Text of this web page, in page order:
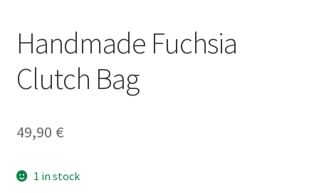
Handmade Fuchsia
Clutch Bag
49,90 €
1 in stock